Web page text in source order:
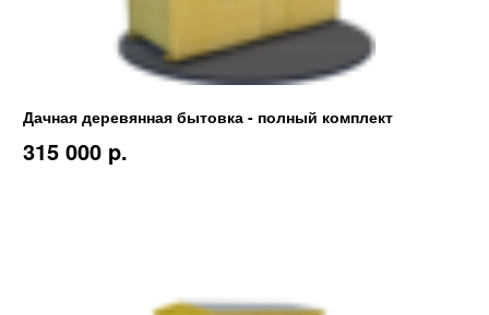
Дачная деревянная бытовка - полный комплект
315 000 p.